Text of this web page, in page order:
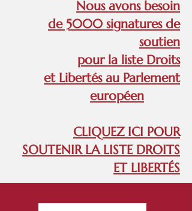
Nous avons besoin
de 5000 signatures de
soutien
pour la liste Droits
et Libertés au Parlement
européen
CLIQUEZ ICI POUR
SOUTENIR LA LISTE DROITS
ET LIBERTÉS